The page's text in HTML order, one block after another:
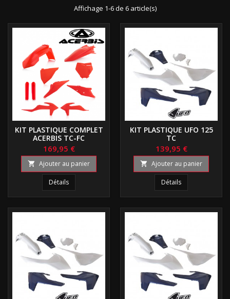
Affichage 1-6 de 6 article(s)
KIT PLASTIQUE COMPLET
ACERBIS TC-FC
169,95 €
 Ajouter au panier
Détails
KIT PLASTIQUE UFO 125
TC
139,95 €
 Ajouter au panier
Détails